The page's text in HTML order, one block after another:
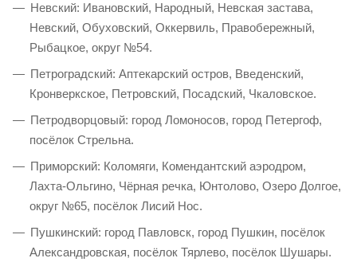
Невский: Ивановский, Народный, Невская застава,
Невский, Обуховский, Оккервиль, Правобережный,
Рыбацкое, округ №54.
Петроградский: Аптекарский остров, Введенский,
Кронверкское, Петровский, Посадский, Чкаловское.
Петродворцовый: город Ломоносов, город Петергоф,
посёлок Стрельна.
Приморский: Коломяги, Комендантский аэродром,
Лахта-Ольгино, Чёрная речка, Юнтолово, Озеро Долгое,
округ №65, посёлок Лисий Нос.
Пушкинский: город Павловск, город Пушкин, посёлок
Александровская, посёлок Тярлево, посёлок Шушары.